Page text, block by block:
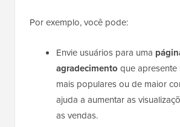
Por exemplo, você pode:
Envie usuários para uma
agradecimento que
mais populares ou de maior
ajuda a aumentar as
as vendas.